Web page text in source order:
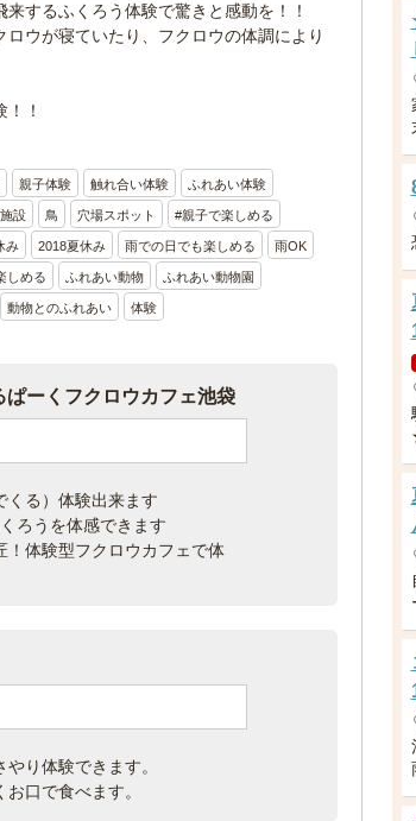
するふくろう体験で驚きと感動を！！
ウが寝ていたり、フクロウの体調により
！
親子体験 触れ合い体験 ふれあい体験
設 鳥 穴場スポット #親子で楽しめる
み 2018夏休み 雨での日でも楽しめる 雨OK
しめる ふれあい動物 ふれあい動物園
動物とのふれあい 体験
ーくフクロウカフェ池袋
くる）体験出来ます
ろうを体感できます
！体験型フクロウカフェで体
り体験できます。
口で食べます。